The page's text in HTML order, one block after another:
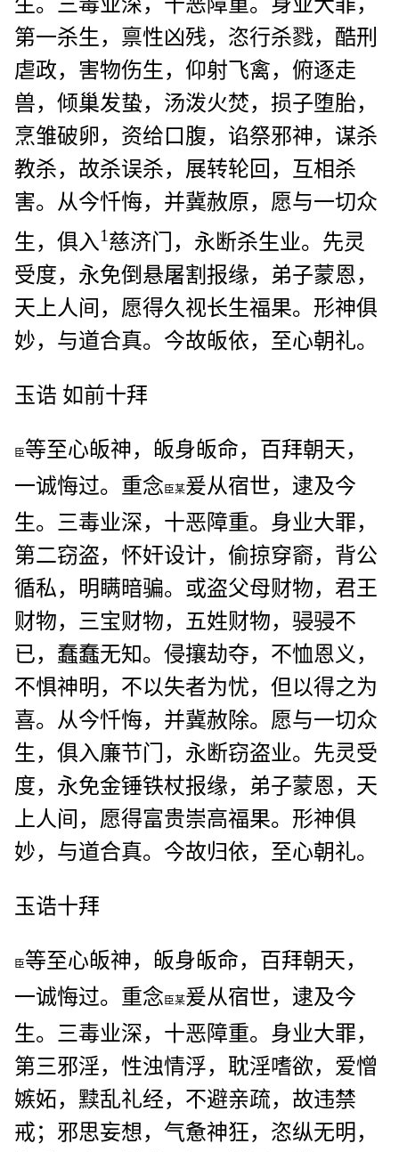
第一杀生，禀性凶残，恣行杀戮，酷刑
虐政，害物伤生，仰射飞禽，俯逐走
兽，倾巢发蛰，汤泼火焚，损子堕胎，
烹雏破卵，资给口腹，谄祭邪神，谋杀
教杀，故杀误杀，展转轮回，互相杀
害。从今忏悔，并冀赦原，愿与一切众
生，俱入1慈济门，永断杀生业。先灵
受度，永免倒悬屠割报缘，弟子蒙恩，
天上人间，愿得久视长生福果。形神俱
妙，与道合真。今故皈依，至心朝礼。
玉诰 如前十拜
臣等至心皈神，皈身皈命，百拜朝天，
一诚悔过。重念 臣某爰从宿世，逮及今
生。三毒业深，十恶障重。身业大罪，
第二窃盗，怀奸设计，偷掠穿窬，背公
循私，明瞒暗骗。或盗父母财物，君王
财物，三宝财物，五姓财物，骎骎不
已，蠢蠢无知。侵攘劫夺，不恤恩义，
不惧神明，不以失者为忧，但以得之为
喜。从今忏悔，并冀赦除。愿与一切众
生，俱入廉节门，永断窃盗业。先灵受
度，永免金锤铁杖报缘，弟子蒙恩，天
上人间，愿得富贵崇高福果。形神俱
妙，与道合真。今故归依，至心朝礼。
玉诰十拜
臣等至心皈神，皈身皈命，百拜朝天，
一诚悔过。重念 臣某爰从宿世，逮及今
生。三毒业深，十恶障重。身业大罪，
第三邪淫，性浊情浮，耽淫嗜欲，爱憎
嫉妬，黩乱礼经，不避亲疏，故违禁
戒；邪思妄想，气惫神狂，恣纵无明，